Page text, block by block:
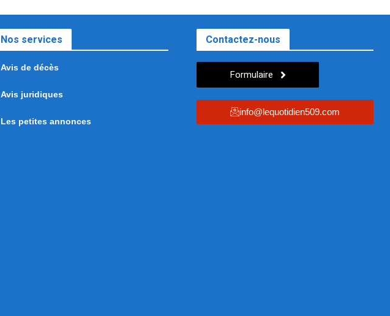
Nos services
Avis de décès
Avis juridiques
Les petites annonces
Contactez-nous
Formulaire
info@lequotidien509.com